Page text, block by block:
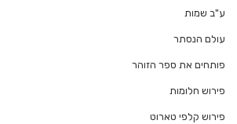
ע"ב שמות
עולם הנסתר
פותחים את ספר הזוהר
פירוש חלומות
פירוש קלפי טארוט